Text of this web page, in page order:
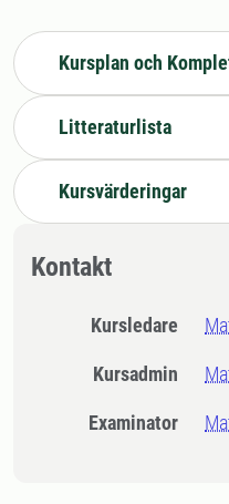
Kursplan och
Litteraturlista
Kursvärderingar
Kontakt
Kursledare
Kursadmin
Examinator